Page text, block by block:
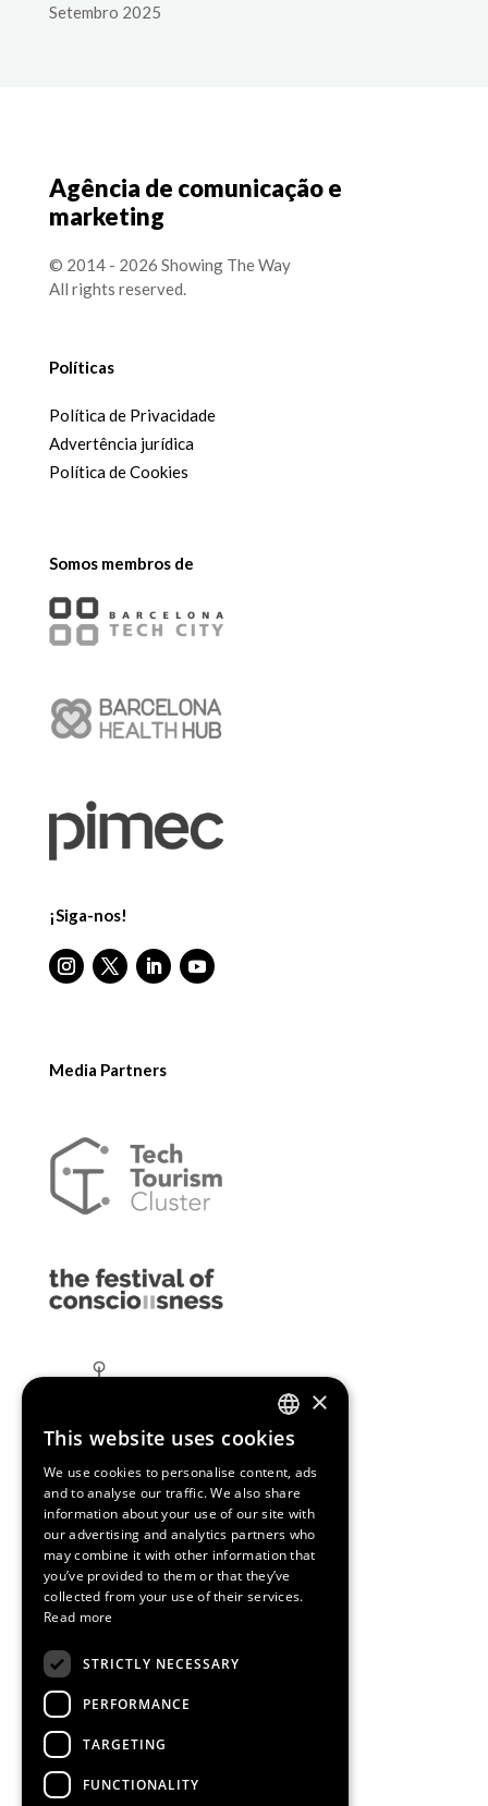
Setembro 2025
Agência de comunicação e
marketing
© 2014 - 2026 Showing The Way
All rights reserved.
Políticas
Política de Privacidade
Advertência jurídica
Política de Cookies
Somos membros de
¡Siga-nos!
Media Partners
ENGLISH
SPANISH
CATALAN
×
This website uses cookies
We use cookies to personalise content, ads
and to analyse our traffic. We also share
information about your use of our site with
our advertising and analytics partners who
may combine it with other information that
you’ve provided to them or that they’ve
collected from your use of their services.
Read more
STRICTLY NECESSARY
PERFORMANCE
TARGETING
FUNCTIONALITY